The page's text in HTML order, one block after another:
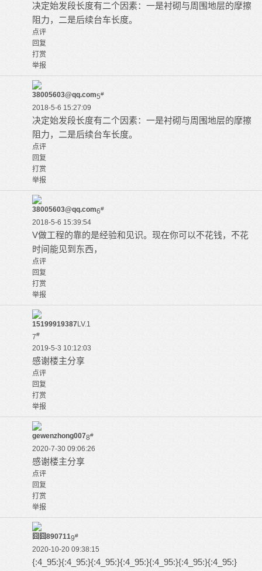
决定始发段长度有二个因素：一是衬砌与周围地层的摩擦
阻力，二是后续台车长度。
点评
回复
打赏
举报
38005603@qq.com5#
2018-5-6 15:27:09
决定始发段长度有二个因素：一是衬砌与周围地层的摩擦
阻力，二是后续台车长度。
点评
回复
打赏
举报
38005603@qq.com6#
2018-5-6 15:39:54
V做工程的靠的是经验和见识。现在你可以不花钱，不花
时间能见到东西，
点评
回复
打赏
举报
15199919387LV.1
7#
2019-5-3 10:12:03
感谢楼主分享
点评
回复
打赏
举报
gewenzhong0078#
2020-7-30 09:06:26
感谢楼主分享
点评
回复
打赏
举报
囧囧8907119#
2020-10-20 09:38:15
{:4_95:}{:4_95:}{:4_95:}{:4_95:}{:4_95:}{:4_95:}{:4_95:}